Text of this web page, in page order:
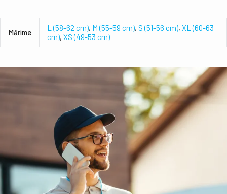
Mǎrime L (58-62 cm), M (55-59 cm), S (51-56 cm), XL (60-63
cm), XS (49-53 cm)